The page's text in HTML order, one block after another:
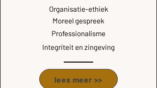
Organisatie-ethiek
Moreel gespreek
Professionalisme
Integriteit en zingeving
lees meer >>